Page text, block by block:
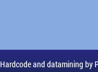
Hardcode and datamining by